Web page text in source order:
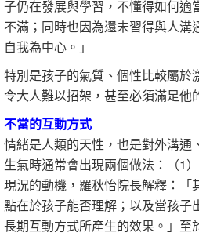
子仍在發展與學習，不懂得如何適
不滿；同時也因為還未習得與人溝
自我為中心。」
特別是孩子的氣質、個性比較屬於
令大人難以招架，甚至必須滿足他
不當的互動方式
情緒是人類的天性，也是對外溝通
生氣時通常會出現兩個做法：（1
現況的動機，羅秋怡院長解釋：「
點在於孩子能否理解；以及當孩子
長期互動方式所產生的效果。」至